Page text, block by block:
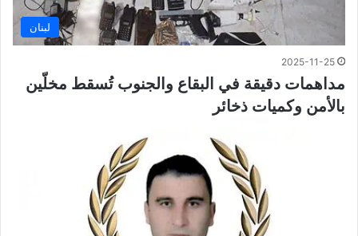
لبنان
2025-11-25
مداهمات دقيقة في البقاع والجنوب تُسقط مخلّين
بالأمن وكميات ذخائر